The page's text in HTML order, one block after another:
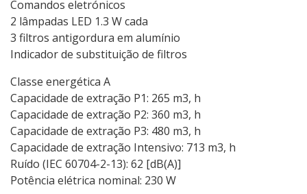
Comandos eletrónicos
2 lâmpadas LED 1.3 W cada
3 filtros antigordura em alumínio
Indicador de substituição de filtros
Classe energética A
Capacidade de extração P1: 265 m3, h
Capacidade de extração P2: 360 m3, h
Capacidade de extração P3: 480 m3, h
Capacidade de extração Intensivo: 713 m3, h
Ruído (IEC 60704-2-13): 62 [dB(A)]
Potência elétrica nominal: 230 W